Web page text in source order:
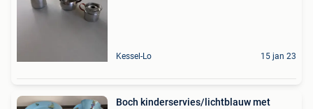
Kessel-Lo 15 jan 23
Boch kinderservies/lichtblauw met